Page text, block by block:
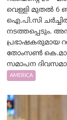
വെള്ളി മുതൽ 6
ഐ.പി.സി ചർച്ചിൽ
നടത്തപ്പെടും.
പ്രഭാഷകരുമായ
തോംസൺ
സമാപന
AMERICA